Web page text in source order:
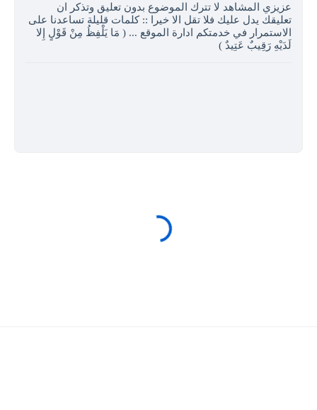
عزيزي المشاهد لا تترك الموضوع بدون تعليق وتذكر ان
تعليقك يدل عليك فلا تقل الا خيرا :: كلمات قليلة تساعدنا على
الاستمرار في خدمتكم ادارة الموقع ... ( مَا يَلْفِظُ مِنْ قَوْلٍ إِلا
لَدَيْهِ رَقِيبٌ عَتِيدٌ )